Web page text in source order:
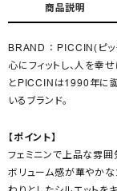
商品説明
BRAND ： PICCIN(ピッ
心にフィットし、人を幸
とPICCINは1990年に誕
いるブランド。
【ポイント】
フェミニンで上品な雰囲
ボリューム感が華やか